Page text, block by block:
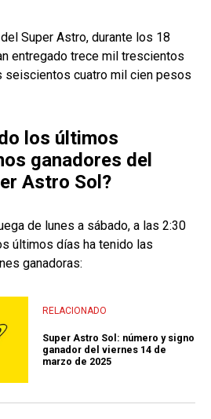
Super Astro, durante los 18
entregado trece mil trescientos
seiscientos cuatro mil cien pesos
los últimos
ganadores del
Astro Sol?
de lunes a sábado, a las 2:30
últimos días ha tenido las
ganadoras:
RELACIONADO
Super Astro Sol: número y signo
ganador del viernes 14 de
marzo de 2025